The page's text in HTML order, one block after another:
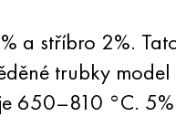
a stříbro 2%.
trubky
650–810 °С.